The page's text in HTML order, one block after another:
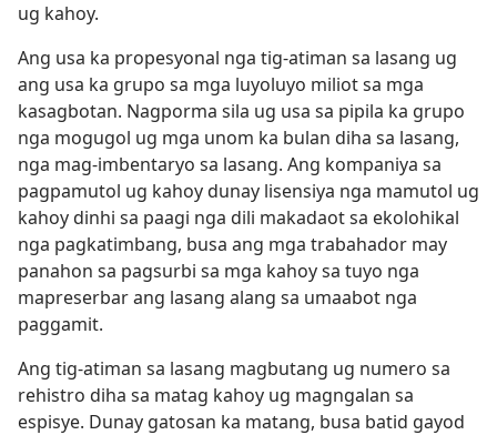
ug kahoy.
Ang usa ka propesyonal nga tig-atiman sa lasang ug
ang usa ka grupo sa mga luyoluyo miliot sa mga
kasagbotan. Nagporma sila ug usa sa pipila ka grupo
nga mogugol ug mga unom ka bulan diha sa lasang,
nga mag-imbentaryo sa lasang. Ang kompaniya sa
pagpamutol ug kahoy dunay lisensiya nga mamutol ug
kahoy dinhi sa paagi nga dili makadaot sa ekolohikal
nga pagkatimbang, busa ang mga trabahador may
panahon sa pagsurbi sa mga kahoy sa tuyo nga
mapreserbar ang lasang alang sa umaabot nga
paggamit.
Ang tig-atiman sa lasang magbutang ug numero sa
rehistro diha sa matag kahoy ug magngalan sa
espisye. Dunay gatosan ka matang, busa batid gayod